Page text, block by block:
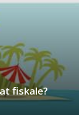
fiskale?